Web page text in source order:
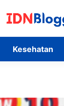
Kesehatan